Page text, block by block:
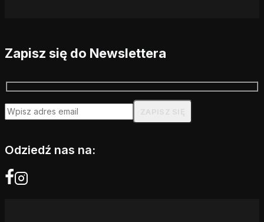
Zapisz się do Newslettera
Odziedź nas na: